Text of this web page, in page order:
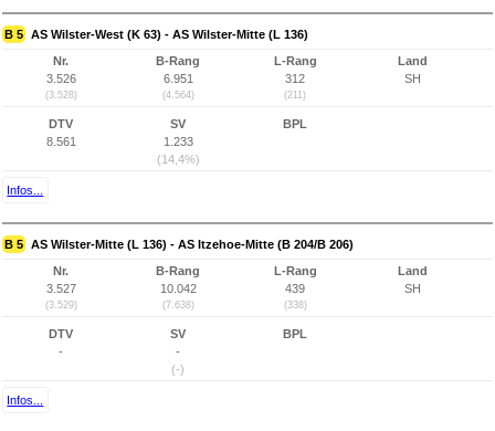
B 5 AS Wilster-West (K 63) - AS Wilster-Mitte (L 136)
Nr.
3.526
(3.528)
B-Rang
6.951
(4.564)
L-Rang
312
(211)
Land
SH
DTV
8.561
SV
1.233
(14,4%)
BPL
Infos...
B 5 AS Wilster-Mitte (L 136) - AS Itzehoe-Mitte (B 204/B 206)
Nr.
3.527
(3.529)
B-Rang
10.042
(7.638)
L-Rang
439
(338)
Land
SH
DTV
-
SV
-
(-)
BPL
Infos...